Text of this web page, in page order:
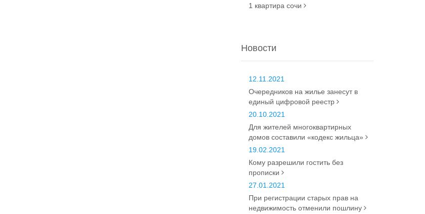
1 квартира сочи
Новости
12.11.2021
Очередников на жилье занесут в
единый цифровой реестр
20.10.2021
Для жителей многоквартирных
домов составили «кодекс жильца»
19.02.2021
Кому разрешили гостить без
прописки
27.01.2021
При регистрации старых прав на
недвижимость отменили пошлину